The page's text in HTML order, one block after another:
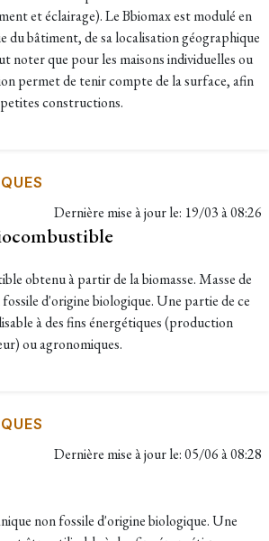
et éclairage). Le Bbiomax est modulé en
du bâtiment, de sa localisation géographique
noter que pour les maisons individuelles ou
permet de tenir compte de la surface, afin
constructions.
Dernière mise à jour le: 19/03 à 08:26
obtenu à partir de la biomasse. Masse de
d'origine biologique. Une partie de ce
à des fins énergétiques (production
ou agronomiques.
Dernière mise à jour le:05/06 à 08:28
non fossile d'origine biologique. Une